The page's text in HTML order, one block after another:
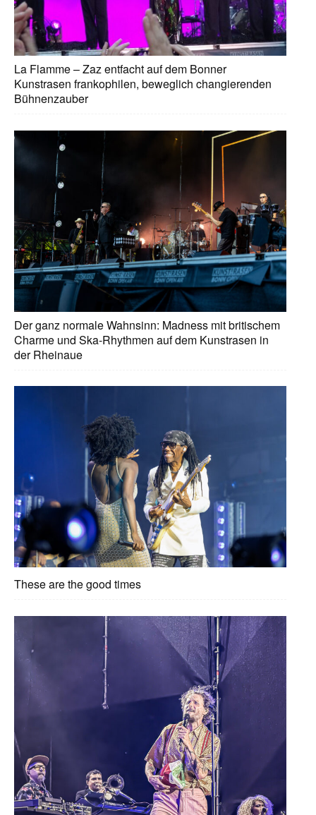
La Flamme – Zaz entfacht auf dem Bonner
Kunstrasen frankophilen, beweglich changierenden
Bühnenzauber
Der ganz normale Wahnsinn: Madness mit britischem
Charme und Ska-Rhythmen auf dem Kunstrasen in
der Rheinaue
These are the good times